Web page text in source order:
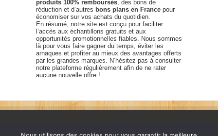
produits 100% remboursés , des bons de
réduction et d’autres bons plans en France pour
économiser sur vos achats du quotidien.
En résumé, notre site est conçu pour faciliter
l’accès aux échantillons gratuits et aux
opportunités promotionnelles fiables. Nous sommes
là pour vous faire gagner du temps, éviter les
arnaques et profiter au mieux des avantages offerts
par les grandes marques. N’hésitez pas à consulter
notre plateforme régulièrement afin de ne rater
aucune nouvelle offre !